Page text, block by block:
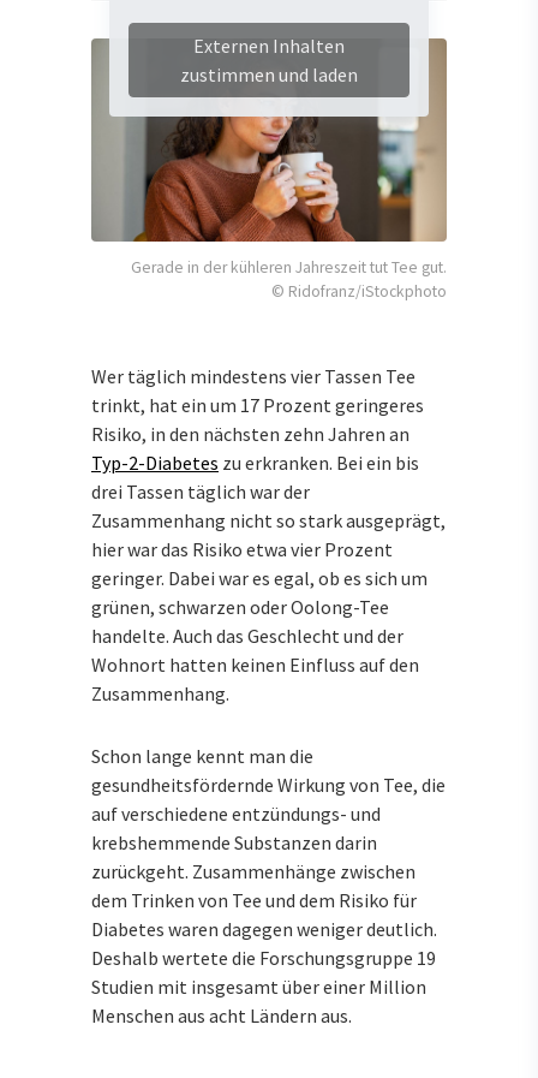
Externen Inhalten
zustimmen und laden
Gerade in der kühleren Jahreszeit tut Tee gut.
© Ridofranz/iStockphoto
Wer täglich mindestens vier Tassen Tee
trinkt, hat ein um 17 Prozent geringeres
Risiko, in den nächsten zehn Jahren an
Typ-2-Diabetes zu erkranken. Bei ein bis
drei Tassen täglich war der
Zusammenhang nicht so stark ausgeprägt,
hier war das Risiko etwa vier Prozent
geringer. Dabei war es egal, ob es sich um
grünen, schwarzen oder Oolong-Tee
handelte. Auch das Geschlecht und der
Wohnort hatten keinen Einfluss auf den
Zusammenhang.
Schon lange kennt man die
gesundheitsfördernde Wirkung von Tee, die
auf verschiedene entzündungs- und
krebshemmende Substanzen darin
zurückgeht. Zusammenhänge zwischen
dem Trinken von Tee und dem Risiko für
Diabetes waren dagegen weniger deutlich.
Deshalb wertete die Forschungsgruppe 19
Studien mit insgesamt über einer Million
Menschen aus acht Ländern aus.